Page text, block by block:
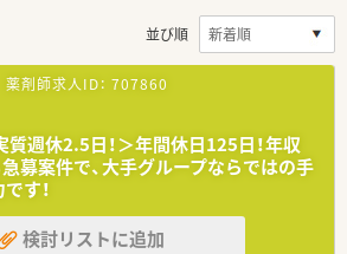
並び順
薬剤師求人ID： 707860
質週休2.5日！＞年間休日125日！年収
募案件で、大手グループならではの手
す！
検討リストに追加